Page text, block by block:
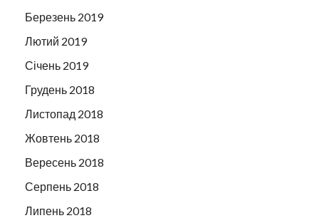
Березень 2019
Лютий 2019
Січень 2019
Грудень 2018
Листопад 2018
Жовтень 2018
Вересень 2018
Серпень 2018
Липень 2018